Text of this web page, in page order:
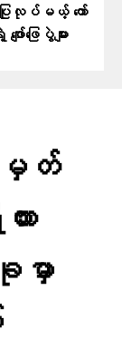
လုပ်မယ့် တော်
ြေပွဲများ
မှတ်
း
ာ